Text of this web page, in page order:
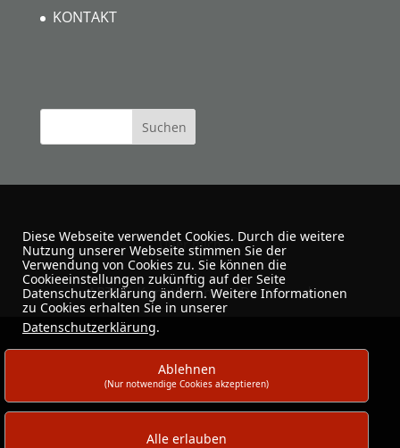
KONTAKT
Über mich
ARTUS-Kunstfreunde · Dortmund
Diese Webseite verwendet Cookies. Durch die weitere
Nutzung unserer Webseite stimmen Sie der
Verwendung von Cookies zu. Sie können die
Cookieeinstellungen zukünftig auf der Seite
Datenschutzerklärung ändern. Weitere Informationen
zu Cookies erhalten Sie in unserer
Datenschutzerklärung.
Ablehnen
(Nur notwendige Cookies akzeptieren)
Alle erlauben